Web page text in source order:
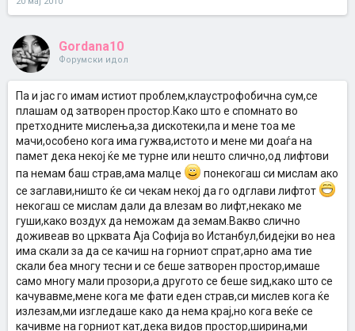
Gordana10
Форумски идол
Па и јас го имам истиот проблем,клаустрофобична сум,се
плашам од затворен простор.Како што е спомнато во
претходните мислења,за дискотеки,па и мене тоа ме
мачи,особено кога има гужва,истото и мене ми доаѓа на
памет дека некој ќе ме турне или нешто слично,од лифтови
па немам баш страв,ама малце
понекогаш си мислам ако
се заглави,ништо ќе си чекам некој да го одглави лифтот
некогаш се мислам дали да влезам во лифт,некако ме
гуши,како воздух да неможам да земам.Вакво слично
доживеав во црквата Аја Софија во Истанбул,бидејки во неа
има скали за да се качиш на горниот спрат,арно ама тие
скали беа многу тесни и се беше затворен простор,имаше
само многу мали прозори,а другото се беше ѕид,како што се
качувавме,мене кога ме фати еден страв,си мислев кога ќе
излезам,ми изгледаше како да нема крај,но кога веќе се
качивме на горниот кат,дека видов простор,ширина,ми